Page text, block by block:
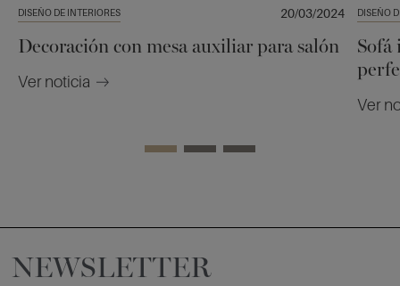
DISEÑO DE INTERIORES 20/03/2024
Decoración con mesa auxiliar para salón
Ver noticia
DISEÑO
Sofá
Ver
NEWSLETTER